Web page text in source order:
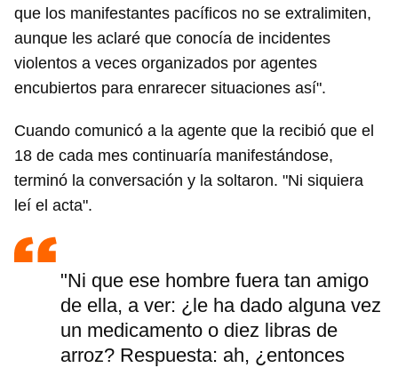
que los manifestantes pacíficos no se extralimiten,
aunque les aclaré que conocía de incidentes
violentos a veces organizados por agentes
encubiertos para enrarecer situaciones así".
Cuando comunicó a la agente que la recibió que el
18 de cada mes continuaría manifestándose,
terminó la conversación y la soltaron. "Ni siquiera
leí el acta".
"Ni que ese hombre fuera tan amigo
de ella, a ver: ¿le ha dado alguna vez
un medicamento o diez libras de
arroz? Respuesta: ah, ¿entonces